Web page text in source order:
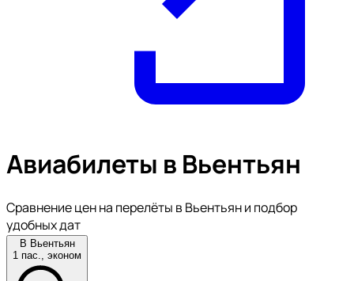
Авиабилеты в Вьентьян
Сравнение цен на перелёты в Вьентьян и подбор
удобных дат
В Вьентьян
1 пас., эконом